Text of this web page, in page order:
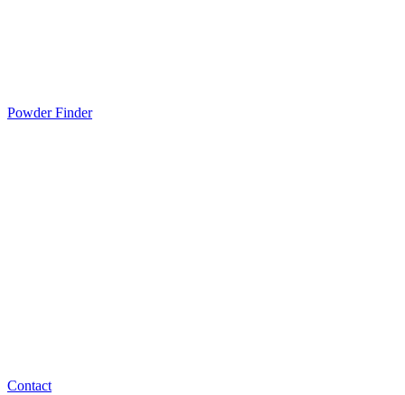
Powder Finder
Contact